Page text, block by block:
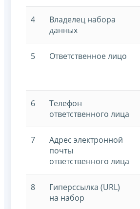
4
Владелец набора
данных
5 Ответственное лицо
6
Телефон
ответственного лица
7
Адрес электронной
почты
ответственного лица
8
Гиперссылка (URL)
на набор